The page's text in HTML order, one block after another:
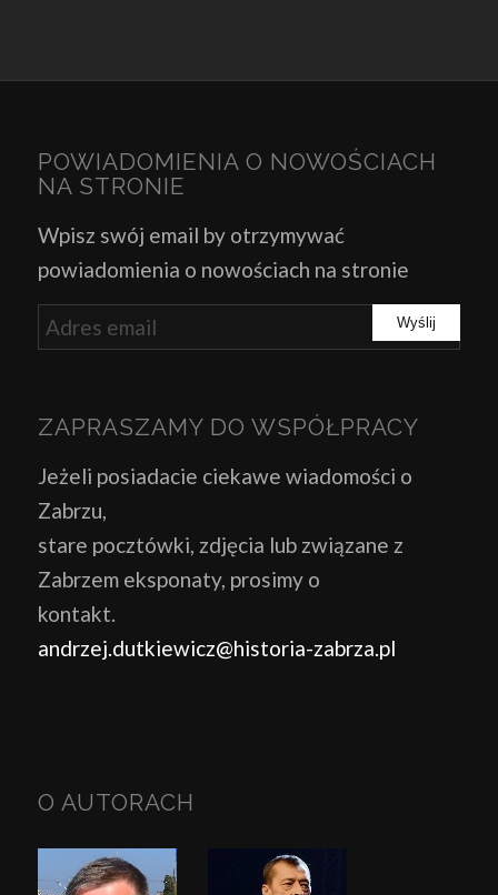
POWIADOMIENIA O NOWOŚCIACH
NA STRONIE
Wpisz swój email by otrzymywać
powiadomienia o nowościach na stronie
ZAPRASZAMY DO WSPÓŁPRACY
Jeżeli posiadacie ciekawe wiadomości o
Zabrzu,
stare pocztówki, zdjęcia lub związane z
Zabrzem eksponaty, prosimy o
kontakt.
andrzej.dutkiewicz@historia-zabrza.pl
O AUTORACH